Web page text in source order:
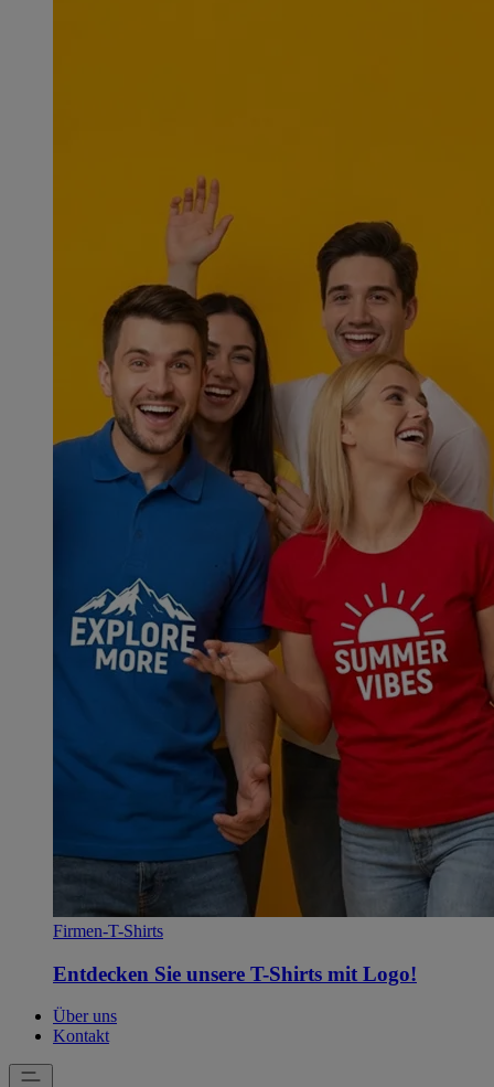
Firmen-T-Shirts
Entdecken Sie unsere T-Shirts mit Logo!
Über uns
Kontakt